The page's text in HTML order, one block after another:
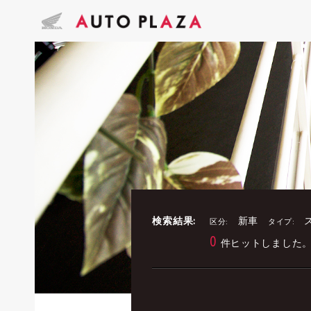
検索結果: 区分: 新車 タイプ:
0 件ヒットしました。